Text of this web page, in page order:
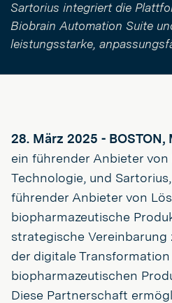
Sartorius integriert die
Biobrain Automation Suite
leistungsstarke,
28. März 2025 - BOSTON,
ein führender Anbieter
Technologie, und
führender Anbieter von
biopharmazeutische
strategische Vereinbarung
der digitale
biopharmazeutischen
Diese Partnerschaft